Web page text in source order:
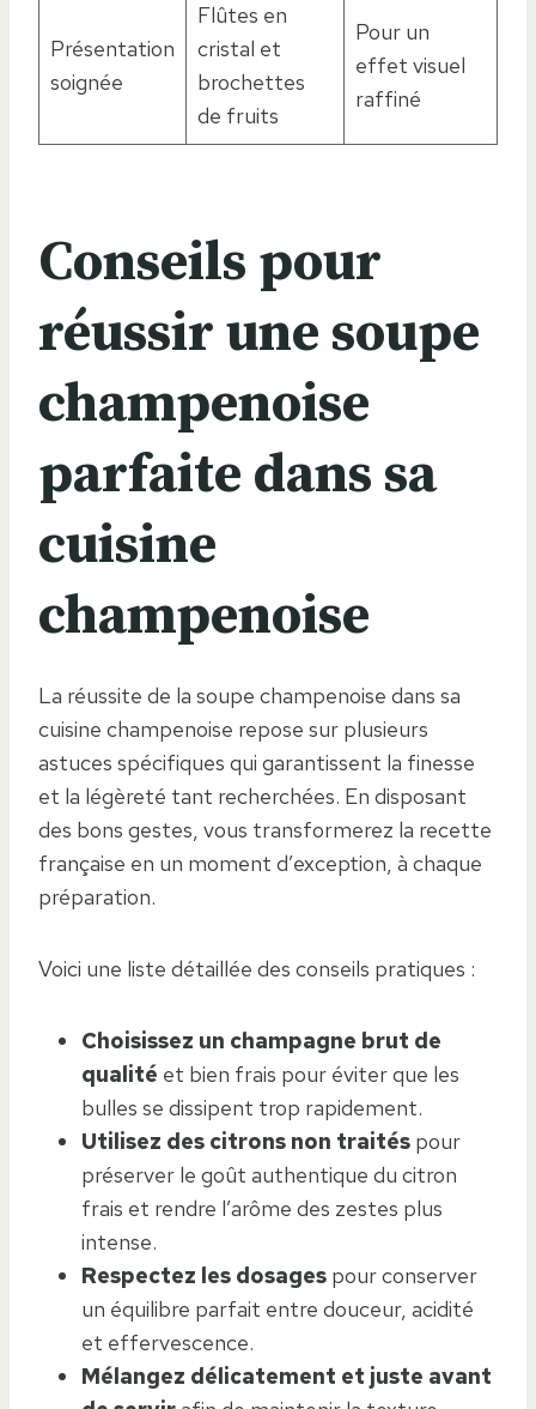
Présentation
soignée
Flûtes en
cristal et
brochettes
de fruits
Pour un
effet visuel
raffiné
Conseils pour
réussir une soupe
champenoise
parfaite dans sa
cuisine
champenoise
La réussite de la soupe champenoise dans sa
cuisine champenoise repose sur plusieurs
astuces spécifiques qui garantissent la finesse
et la légèreté tant recherchées. En disposant
des bons gestes, vous transformerez la recette
française en un moment d’exception, à chaque
préparation.
Voici une liste détaillée des conseils pratiques :
Choisissez un champagne brut de
qualité et bien frais pour éviter que les
bulles se dissipent trop rapidement.
Utilisez des citrons non traités pour
préserver le goût authentique du citron
frais et rendre l’arôme des zestes plus
intense.
Respectez les dosages pour conserver
un équilibre parfait entre douceur, acidité
et effervescence.
Mélangez délicatement et juste avant